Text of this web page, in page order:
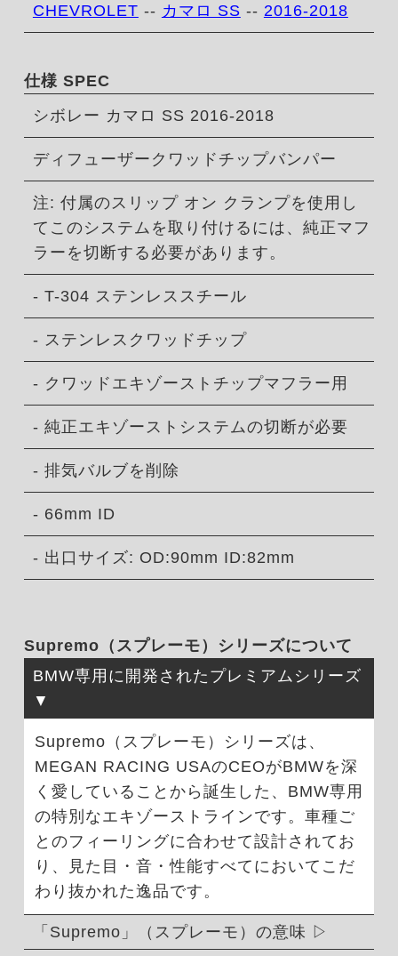
CHEVROLET -- カマロ SS -- 2016-2018
仕様 SPEC
シボレー カマロ SS 2016-2018
ディフューザークワッドチップバンパー
注: 付属のスリップ オン クランプを使用し
てこのシステムを取り付けるには、純正マフ
ラーを切断する必要があります。
- T-304 ステンレススチール
- ステンレスクワッドチップ
- クワッドエキゾーストチップマフラー用
- 純正エキゾーストシステムの切断が必要
- 排気バルブを削除
- 66mm ID
- 出口サイズ: OD:90mm ID:82mm
Supremo（スプレーモ）シリーズについて
BMW専用に開発されたプレミアムシリーズ
Supremo（スプレーモ）シリーズは、
MEGAN RACING USAのCEOがBMWを深
く愛していることから誕生した、BMW専用
の特別なエキゾーストラインです。車種ご
とのフィーリングに合わせて設計されてお
り、見た目・音・性能すべてにおいてこだ
わり抜かれた逸品です。
「Supremo」（スプレーモ）の意味